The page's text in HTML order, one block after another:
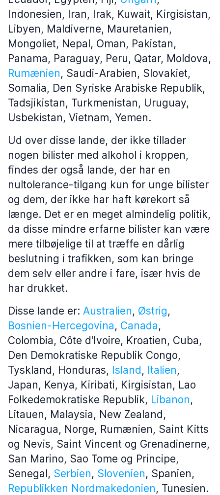
Indonesien, Iran, Irak, Kuwait, Kirgisistan,
Libyen, Maldiverne, Mauretanien,
Mongoliet, Nepal, Oman, Pakistan,
Panama, Paraguay, Peru, Qatar, Moldova,
Rumænien, Saudi-Arabien, Slovakiet,
Somalia, Den Syriske Arabiske Republik,
Tadsjikistan, Turkmenistan, Uruguay,
Usbekistan, Vietnam, Yemen.
Ud over disse lande, der ikke tillader
nogen bilister med alkohol i kroppen,
findes der også lande, der har en
nultolerance-tilgang kun for unge bilister
og dem, der ikke har haft kørekort så
længe. Det er en meget almindelig politik,
da disse mindre erfarne bilister kan være
mere tilbøjelige til at træffe en dårlig
beslutning i trafikken, som kan bringe
dem selv eller andre i fare, især hvis de
har drukket.
Disse lande er: Australien, Østrig,
Bosnien-Hercegovina, Canada,
Colombia, Côte d'Ivoire, Kroatien, Cuba,
Den Demokratiske Republik Congo,
Tyskland, Honduras, Island, Italien,
Japan, Kenya, Kiribati, Kirgisistan, Lao
Folkedemokratiske Republik, Libanon,
Litauen, Malaysia, New Zealand,
Nicaragua, Norge, Rumænien, Saint Kitts
og Nevis, Saint Vincent og Grenadinerne,
San Marino, Sao Tome og Principe,
Senegal, Serbien, Slovenien, Spanien,
Republikken Nordmakedonien, Tunesien.